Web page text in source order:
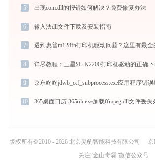
5 出现com.dll的报错如何解决？免费修复办法
6 输入法dll文件下载及安装指南
7
8
9
10 365桌面日历 365rili.exe加载ffmpeg.dll文件丢失
版权所有© 2010 - 2026 北京灵豹智能科技有限公司
京
关注“金山毒霸”微信公众号